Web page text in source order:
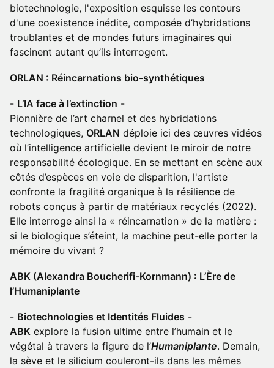
biotechnologie, l'exposition esquisse les contours
d'une coexistence inédite, composée d’hybridations
troublantes et de mondes futurs imaginaires qui
fascinent autant qu’ils interrogent.
ORLAN : Réincarnations bio-synthétiques
- L’IA face à l’extinction -
Pionnière de l’art charnel et des hybridations
technologiques, ORLAN déploie ici des œuvres vidéos
où l’intelligence artificielle devient le miroir de notre
responsabilité écologique. En se mettant en scène aux
côtés d’espèces en voie de disparition, l'artiste
confronte la fragilité organique à la résilience de
robots conçus à partir de matériaux recyclés (2022).
Elle interroge ainsi la « réincarnation » de la matière :
si le biologique s’éteint, la machine peut-elle porter la
mémoire du vivant ?
ABK (Alexandra Boucherifi-Kornmann) : L’Ère de
l’Humaniplante
- Biotechnologies et Identités Fluides -
ABK explore la fusion ultime entre l’humain et le
végétal à travers la figure de l’Humaniplante. Demain,
la sève et le silicium couleront-ils dans les mêmes